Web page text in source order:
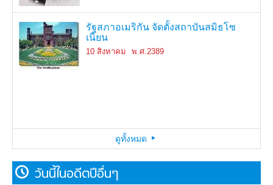
วันเกิด นีลส์ เฮนริก อาเบล นัก
คณิตศาสตร์ชาวนอร์เวย์
5 สิงหาคม พ.ศ.2345
วันเกิด แอนดี วอร์โฮล ราชา ป็อปอาร์ต
6 สิงหาคม
พรรคคอมมิวนิสต์แห่งประเทศไทยเริ่ม
พิชิตยอดเขามงต์บลังค์สำเร็จ
8 สิงหาคม พ.ศ.2329
วันสากลว่าด้วยชนพื้นเมืองดั้งเดิมของ
โลก
9 สิงหาคม พ.ศ.2538
รัฐสภาอเมริกัน จัดตั้งสถาบันสมิธโซ
เนียน
10 สิงหาคม พ.ศ.2389
เกิดสุริยุปราคาเต็มดวง ตั้งแต่ปราณบุรีลง
ไปถึงชุมพร
18 สิงหาคม
21 สิงหาคม พ.ศ.2526
วันก่อตั้งกาชาดสากล
22 สิงหาคม พ.ศ.2407
โลกภาพแรก
23 สิงหาคม
การแข่งขันเทควันโด ในกีฬาโอลิมปิก
ณ กรุงเอเธนส์ ประเทศกรีซ
26 สิงหาคม
ดูทั้งหมด
วันนี้ในอดีตปีอื่นๆ